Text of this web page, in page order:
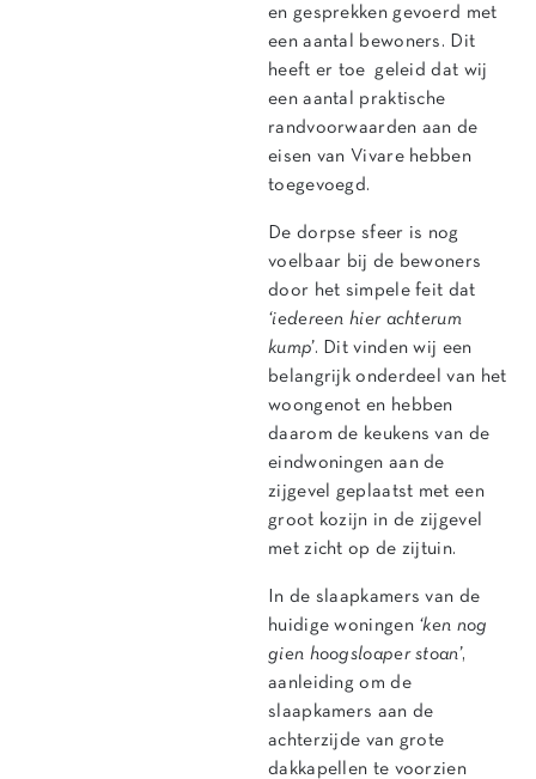
en gesprekken gevoerd met
een aantal bewoners. Dit
heeft er toe geleid dat wij
een aantal praktische
randvoorwaarden aan de
eisen van Vivare hebben
toegevoegd.
De dorpse sfeer is nog
voelbaar bij de bewoners
door het simpele feit dat
‘iedereen hier achterum
kump’. Dit vinden wij een
belangrijk onderdeel van het
woongenot en hebben
daarom de keukens van de
eindwoningen aan de
zijgevel geplaatst met een
groot kozijn in de zijgevel
met zicht op de zijtuin.
In de slaapkamers van de
huidige woningen‘ken nog
gien hoogsloaper stoan’,
aanleiding om de
slaapkamers aan de
achterzijde van grote
dakkapellen te voorzien